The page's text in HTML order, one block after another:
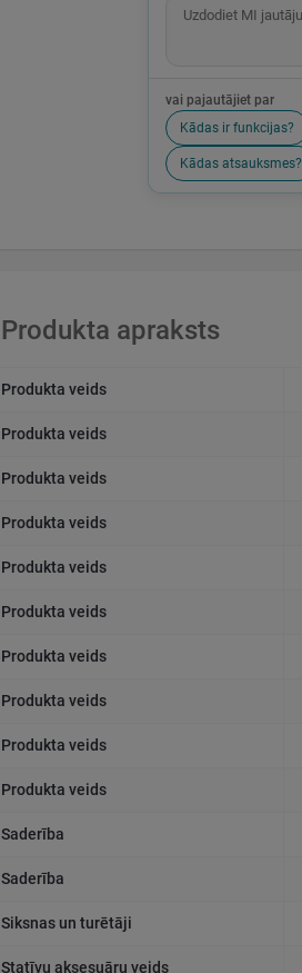
vai pajautājiet par
Kādas ir funkcijas?
Kādas atsauksmes?
Produkta apraksts
Produkta veids
Produkta veids
Produkta veids
Produkta veids
Produkta veids
Produkta veids
Produkta veids
Produkta veids
Produkta veids
Produkta veids
Saderība
Saderība
Siksnas un turētāji
Statīvu aksesuāru veids